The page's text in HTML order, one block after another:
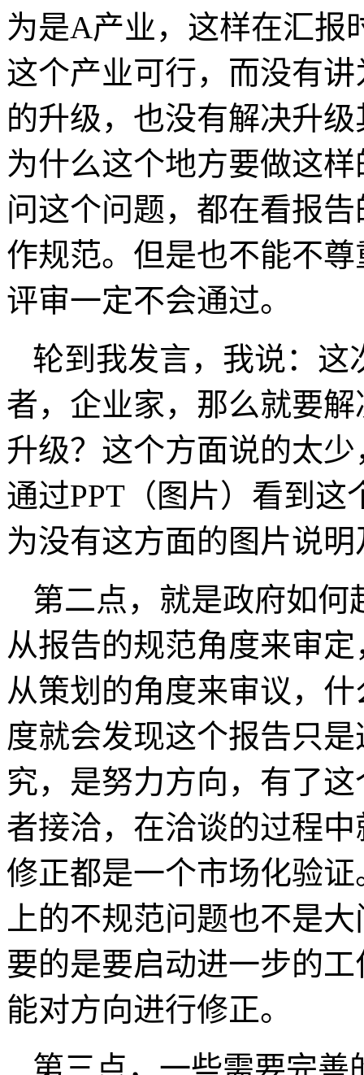
为是A产业，这样在汇报
这个产业可行，而没有
的升级，也没有解决升
为什么这个地方要做这
问这个问题，都在看报
作规范。但是也不能不
评审一定不会通过。
轮到我发言，我说：这
者，企业家，那么就要
升级？这个方面说的太
通过PPT （图片）看到
为没有这方面的图片说
第二点，就是政府如
从报告的规范角度来审
从策划的角度来审议，
度就会发现这个报告只
究，是努力方向，有了
者接洽，在洽谈的过程
修正都是一个市场化验
上的不规范问题也不是
要的是要启动进一步的
能对方向进行修正。
第三点，一些需要完